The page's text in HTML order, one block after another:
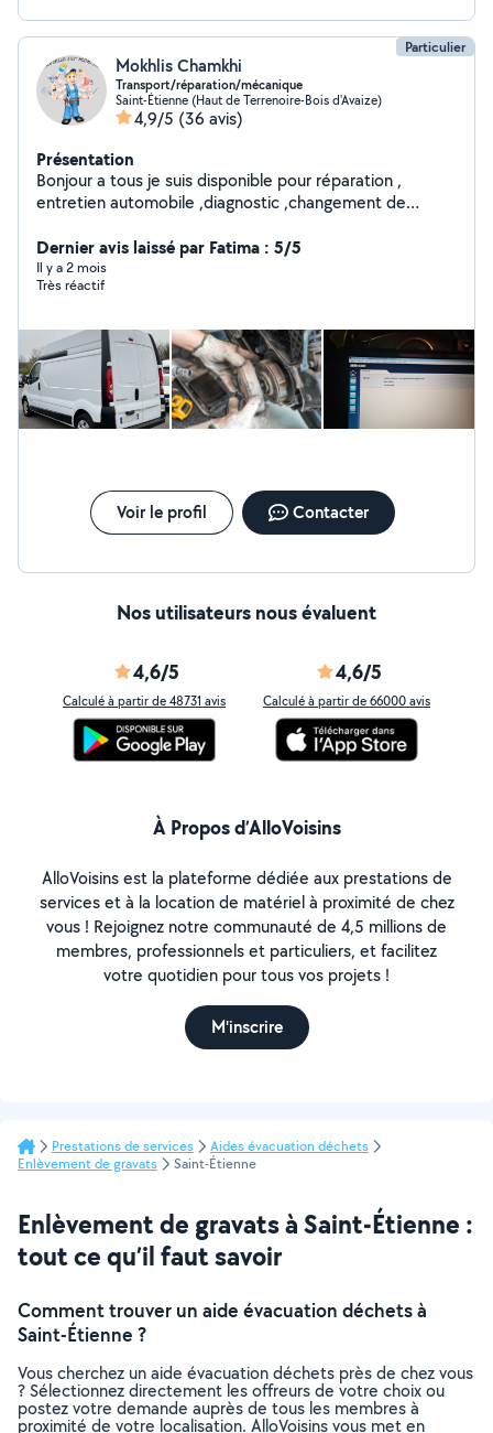
Particulier
Mokhlis Chamkhi
Transport/réparation/mécanique
Saint-Étienne (Haut de Terrenoire-Bois d'Avaize)
4,9/5 (36 avis)
Présentation
Bonjour a tous je suis disponible pour réparation ,
entretien automobile ,diagnostic ,changement de
fourgon et nettoyage maison et fin de chantier
N'hésitez pas a demander.
Dernier avis laissé par Fatima : 5/5
Il y a 2 mois
Très réactif
Voir le profil Contacter
Nos utilisateurs nous évaluent
4,6/5
Calculé à partir de 48731 avis
4,6/5
Calculé à partir de 66000 avis
À Propos d’AlloVoisins
AlloVoisins est la plateforme dédiée aux prestations de
services et à la location de matériel à proximité de chez
vous ! Rejoignez notre communauté de 4,5 millions de
membres, professionnels et particuliers, et facilitez
votre quotidien pour tous vos projets !
M'inscrire
Prestations de services
Aides évacuation déchets
Enlèvement de gravats
Saint-Étienne
Enlèvement de gravats à Saint-Étienne :
tout ce qu’il faut savoir
Comment trouver un aide évacuation déchets à
Saint-Étienne ?
Vous cherchez un aide évacuation déchets près de chez vous
? Sélectionnez directement les offreurs de votre choix ou
postez votre demande auprès de tous les membres à
proximité de votre localisation. AlloVoisins vous met en